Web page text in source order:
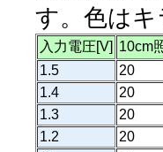
す。色はキ
入力電圧[V] 10cm
1.5
20
1.4
20
1.3
20
1.2
20